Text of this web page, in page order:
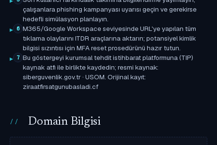
çalışanlara phishing kampanyası uyarısı geçin ve gerekirse
hedefli simülasyon planlayın.
6 M365/Google Workspace seviyesinde URL'ye yapılan tüm
tıklama olaylarını ITDR araçlarına aktarın; potansiyel kimlik
bilgisi sızıntısı için MFA reset prosedürünü hazır tutun.
7 Bu göstergeyi kurumsal tehdit istihbarat platformuna (TIP)
kaynak atfı ile birlikte kaydedin; resmi kaynak:
siberguvenlik.gov.tr · USOM. Orijinal kayıt:
ziraatfirsatgunubasladi.cf
Domain Bilgisi